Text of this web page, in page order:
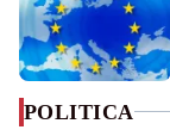
POLITICA